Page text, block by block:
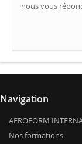
nous vous
Navigation
AEROFORM
Nos formations